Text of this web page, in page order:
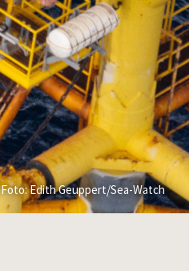
Foto: Edith Geuppert/Sea-Watch